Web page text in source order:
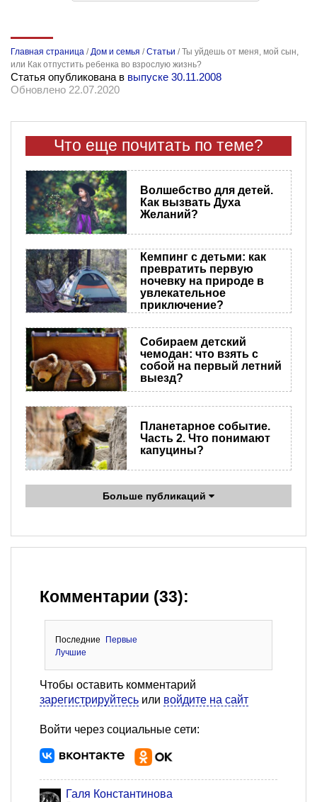
Главная страница /Дом и семья /Статьи /Ты уйдешь от меня, мой сын,
или Как отпустить ребенка во взрослую жизнь?
Статья опубликована в выпуске 30.11.2008
Обновлено 22.07.2020
Что еще почитать по теме?
Волшебство для детей.
Как вызвать Духа
Желаний?
Кемпинг с детьми: как
превратить первую
ночевку на природе в
увлекательное
приключение?
Собираем детский
чемодан: что взять с
собой на первый летний
выезд?
Планетарное событие.
Часть 2. Что понимают
капуцины?
Больше публикаций
Комментарии (33):
Последние
Первые
Лучшие
Чтобы оставить комментарий
зарегистрируйтесь или войдите на сайт
Войти через социальные сети:
Галя Константинова